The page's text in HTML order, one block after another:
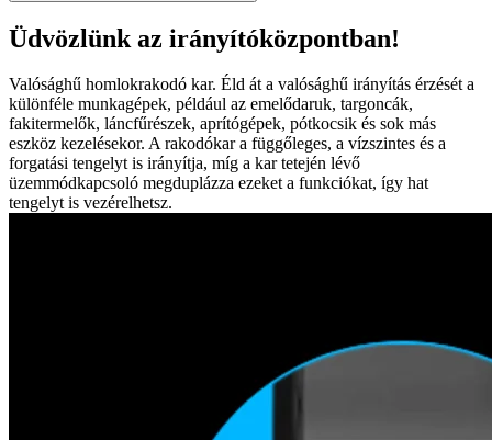
Üdvözlünk az irányítóközpontban!
Valósághű homlokrakodó kar. Éld át a valósághű irányítás érzését a
különféle munkagépek, például az emelődaruk, targoncák,
fakitermelők, láncfűrészek, aprítógépek, pótkocsik és sok más
eszköz kezelésekor. A rakodókar a függőleges, a vízszintes és a
forgatási tengelyt is irányítja, míg a kar tetején lévő
üzemmódkapcsoló megduplázza ezeket a funkciókat, így hat
tengelyt is vezérelhetsz.